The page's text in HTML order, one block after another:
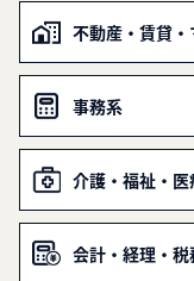
不動産・賃貸
事務系
介護・福祉・医
会計・経理・